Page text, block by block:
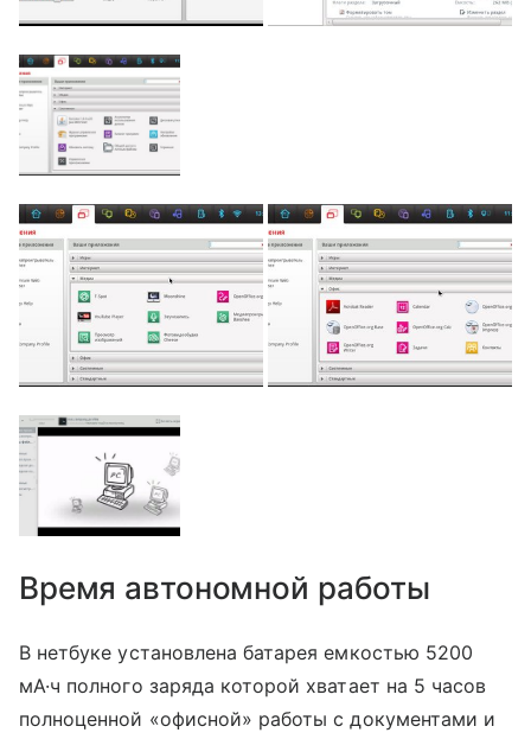
Время автономной работы
В нетбуке установлена батарея емкостью 5200
мА·ч полного заряда которой хватает на 5 часов
полноценной «офисной» работы с документами и